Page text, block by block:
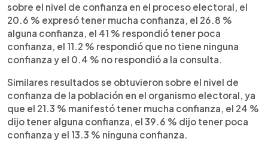
sobre el nivel de confianza en el proceso electoral, el
20.6 % expresó tener mucha confianza, el 26.8 %
alguna confianza, el 41 % respondió tener poca
confianza, el 11.2 % respondió que no tiene ninguna
confianza y el 0.4 % no respondió a la consulta.
Similares resultados se obtuvieron sobre el nivel de
confianza de la población en el organismo electoral, ya
que el 21.3 % manifestó tener mucha confianza, el 24 %
dijo tener alguna confianza, el 39.6 % dijo tener poca
confianza y el 13.3 % ninguna confianza.